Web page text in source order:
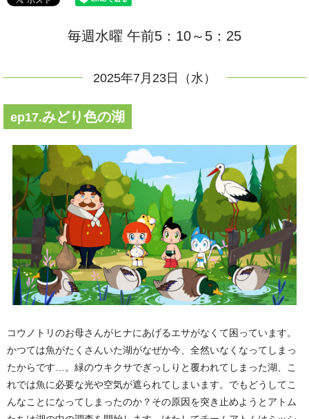
毎週水曜 午前5：10～5：25
2025年7月23日（水）
ep17.みどり色の湖
コウノトリのお母さんがヒナにあげるエサがなくて困っています。
かつては魚がたくさんいた湖がなぜか今、全然いなくなってしまっ
たからです…。緑のウキクサでぎっしりと覆われてしまった湖、こ
れでは魚に必要な光や空気が遮られてしまいます。でもどうしてこ
んなことになってしまったのか？その原因を突き止めようとアトム